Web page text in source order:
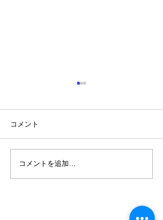
年に一度の大決算セール.
コメント
コメントを追加…